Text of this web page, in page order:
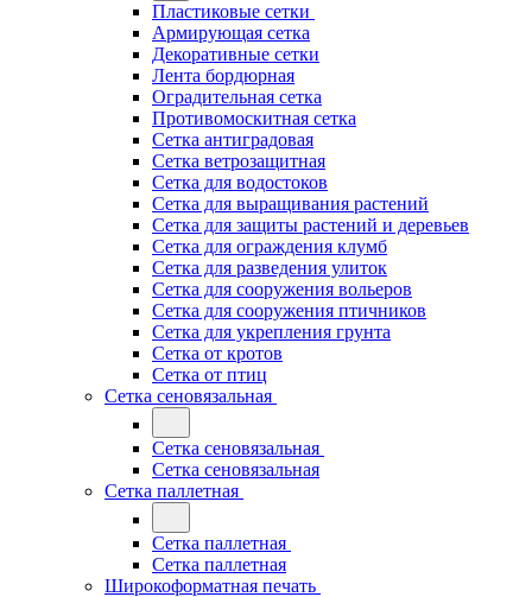
Пластиковые сетки
Армирующая сетка
Декоративные сетки
Лента бордюрная
Оградительная сетка
Противомоскитная сетка
Сетка антиградовая
Сетка ветрозащитная
Сетка для водостоков
Сетка для выращивания растений
Сетка для защиты растений и деревьев
Сетка для ограждения клумб
Сетка для разведения улиток
Сетка для сооружения вольеров
Сетка для сооружения птичников
Сетка для укрепления грунта
Сетка от кротов
Сетка от птиц
Сетка сеновязальная
Сетка сеновязальная
Сетка сеновязальная
Сетка паллетная
Сетка паллетная
Сетка паллетная
Широкоформатная печать